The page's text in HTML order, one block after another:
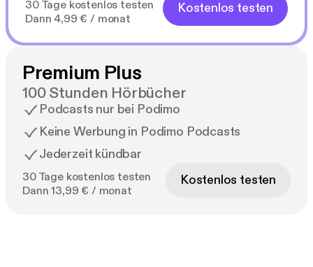
30 Tage kostenlos testen
Dann 4,99 € / monat
Kostenlos testen
Premium Plus
100 Stunden Hörbücher
Podcasts nur bei Podimo
Keine Werbung in Podimo Podcasts
Jederzeit kündbar
30 Tage kostenlos testen
Dann 13,99 € / monat
Kostenlos testen